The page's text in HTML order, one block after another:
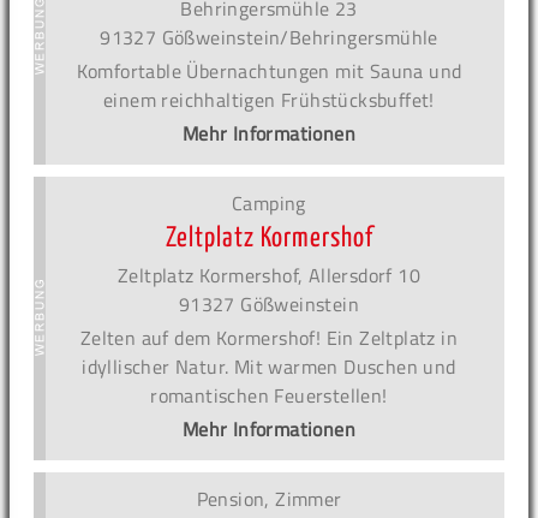
Behringersmühle 23
91327 Gößweinstein/Behringersmühle
Komfortable Übernachtungen mit Sauna und
einem reichhaltigen Frühstücksbuffet!
Mehr Informationen
Camping
Zeltplatz Kormershof
Zeltplatz Kormershof, Allersdorf 10
91327 Gößweinstein
Zelten auf dem Kormershof! Ein Zeltplatz in
idyllischer Natur. Mit warmen Duschen und
romantischen Feuerstellen!
Mehr Informationen
Pension, Zimmer